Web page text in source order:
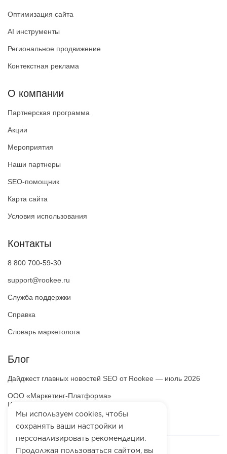
Мы используем cookies, чтобы
сохранять ваши настройки и
персонализировать рекомендации.
Продолжая пользоваться сайтом, вы
Блог
Дайджест главных новостей SEO от Rookee — июль 2026
ООО «Маркетинг-Платформа»
ИНН
ОГРН 1257100003863
Оптимизация сайта
AI инструменты
Региональное продвижение
Контекстная реклама
О компании
Партнерская программа
Акции
Мероприятия
Наши партнеры
SEO-помощник
Карта сайта
Условия использования
Контакты
8 800 700-59-30
support@rookee.ru
Служба поддержки
Справка
Словарь маркетолога